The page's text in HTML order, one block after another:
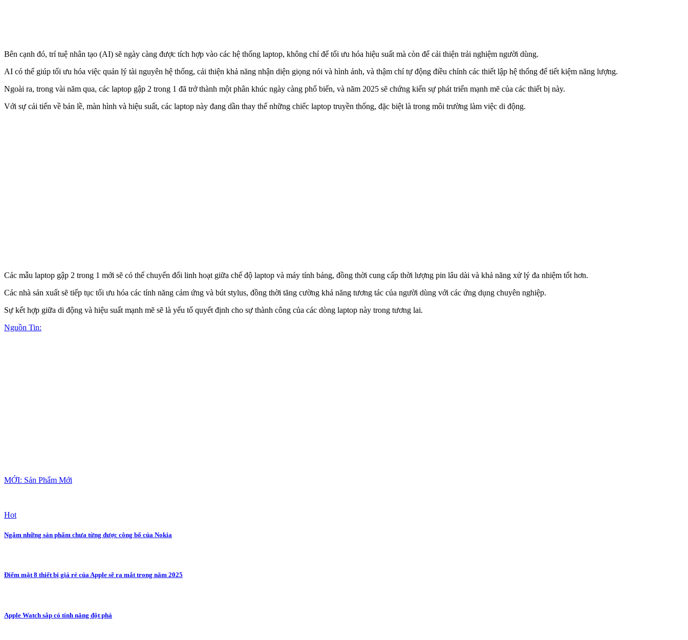
Bên cạnh đó, trí tuệ nhân tạo (AI) sẽ ngày càng được tích hợp vào các hệ thống laptop, không chỉ để tối ưu hóa hiệu suất mà còn để cải thiện trải nghiệm người dùng.
AI có thể giúp tối ưu hóa việc quản lý tài nguyên hệ thống, cải thiện khả năng nhận diện giọng nói và hình ảnh, và thậm chí tự động điều chỉnh các thiết lập hệ thống để tiết kiệm năng lượng.
Ngoài ra, trong vài năm qua, các laptop gập 2 trong 1 đã trở thành một phân khúc ngày càng phổ biến, và năm 2025 sẽ chứng kiến sự phát triển mạnh mẽ của các thiết bị này.
Với sự cải tiến về bản lề, màn hình và hiệu suất, các laptop này đang dần thay thế những chiếc laptop truyền thống, đặc biệt là trong môi trường làm việc di động.
Các mẫu laptop gập 2 trong 1 mới sẽ có thể chuyển đổi linh hoạt giữa chế độ laptop và máy tính bảng, đồng thời cung cấp thời lượng pin lâu dài và khả năng xử lý đa nhiệm tốt hơn.
Các nhà sản xuất sẽ tiếp tục tối ưu hóa các tính năng cảm ứng và bút stylus, đồng thời tăng cường khả năng tương tác của người dùng với các ứng dụng chuyên nghiệp.
Sự kết hợp giữa di động và hiệu suất mạnh mẽ sẽ là yếu tố quyết định cho sự thành công của các dòng laptop này trong tương lai.
Nguồn Tin:
MỚI: Sản Phẩm Mới
Hot
Ngắm những sản phẩm chưa từng được công bố của Nokia
Điểm mặt 8 thiết bị giá rẻ của Apple sẽ ra mắt trong năm 2025
Apple Watch sắp có tính năng đột phá